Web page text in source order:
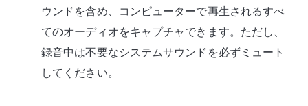
ウンドを含め、コンピューターで再生されるすべ
てのオーディオをキャプチャできます。ただし、
録音中は不要なシステムサウンドを必ずミュート
してください。